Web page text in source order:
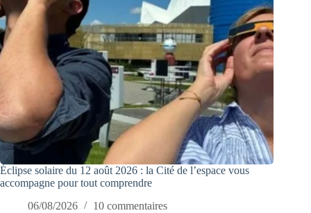
Éclipse solaire du 12 août 2026 : la Cité de l’espace vous
accompagne pour tout comprendre
06/08/2026
10 commentaires